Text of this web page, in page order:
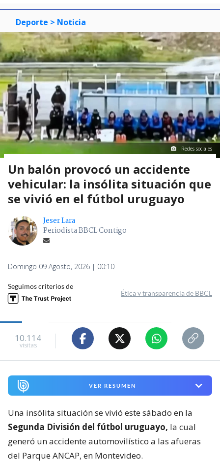
Deporte > Noticia
Redes sociales
Un balón provocó un accidente
vehicular: la insólita situación que
se vivió en el fútbol uruguayo
Jeser Lara
Periodista BBCL Contigo
Domingo 09 Agosto, 2026 | 00:10
Seguimos criterios de
Ética y transparencia de BBCL
10.114
visitas
VER RESUMEN
Una insólita situación se vivió este sábado en la
Segunda División del fútbol uruguayo, la cual
generó un accidente automovilístico a las afueras
del Parque ANCAP, en Montevideo.